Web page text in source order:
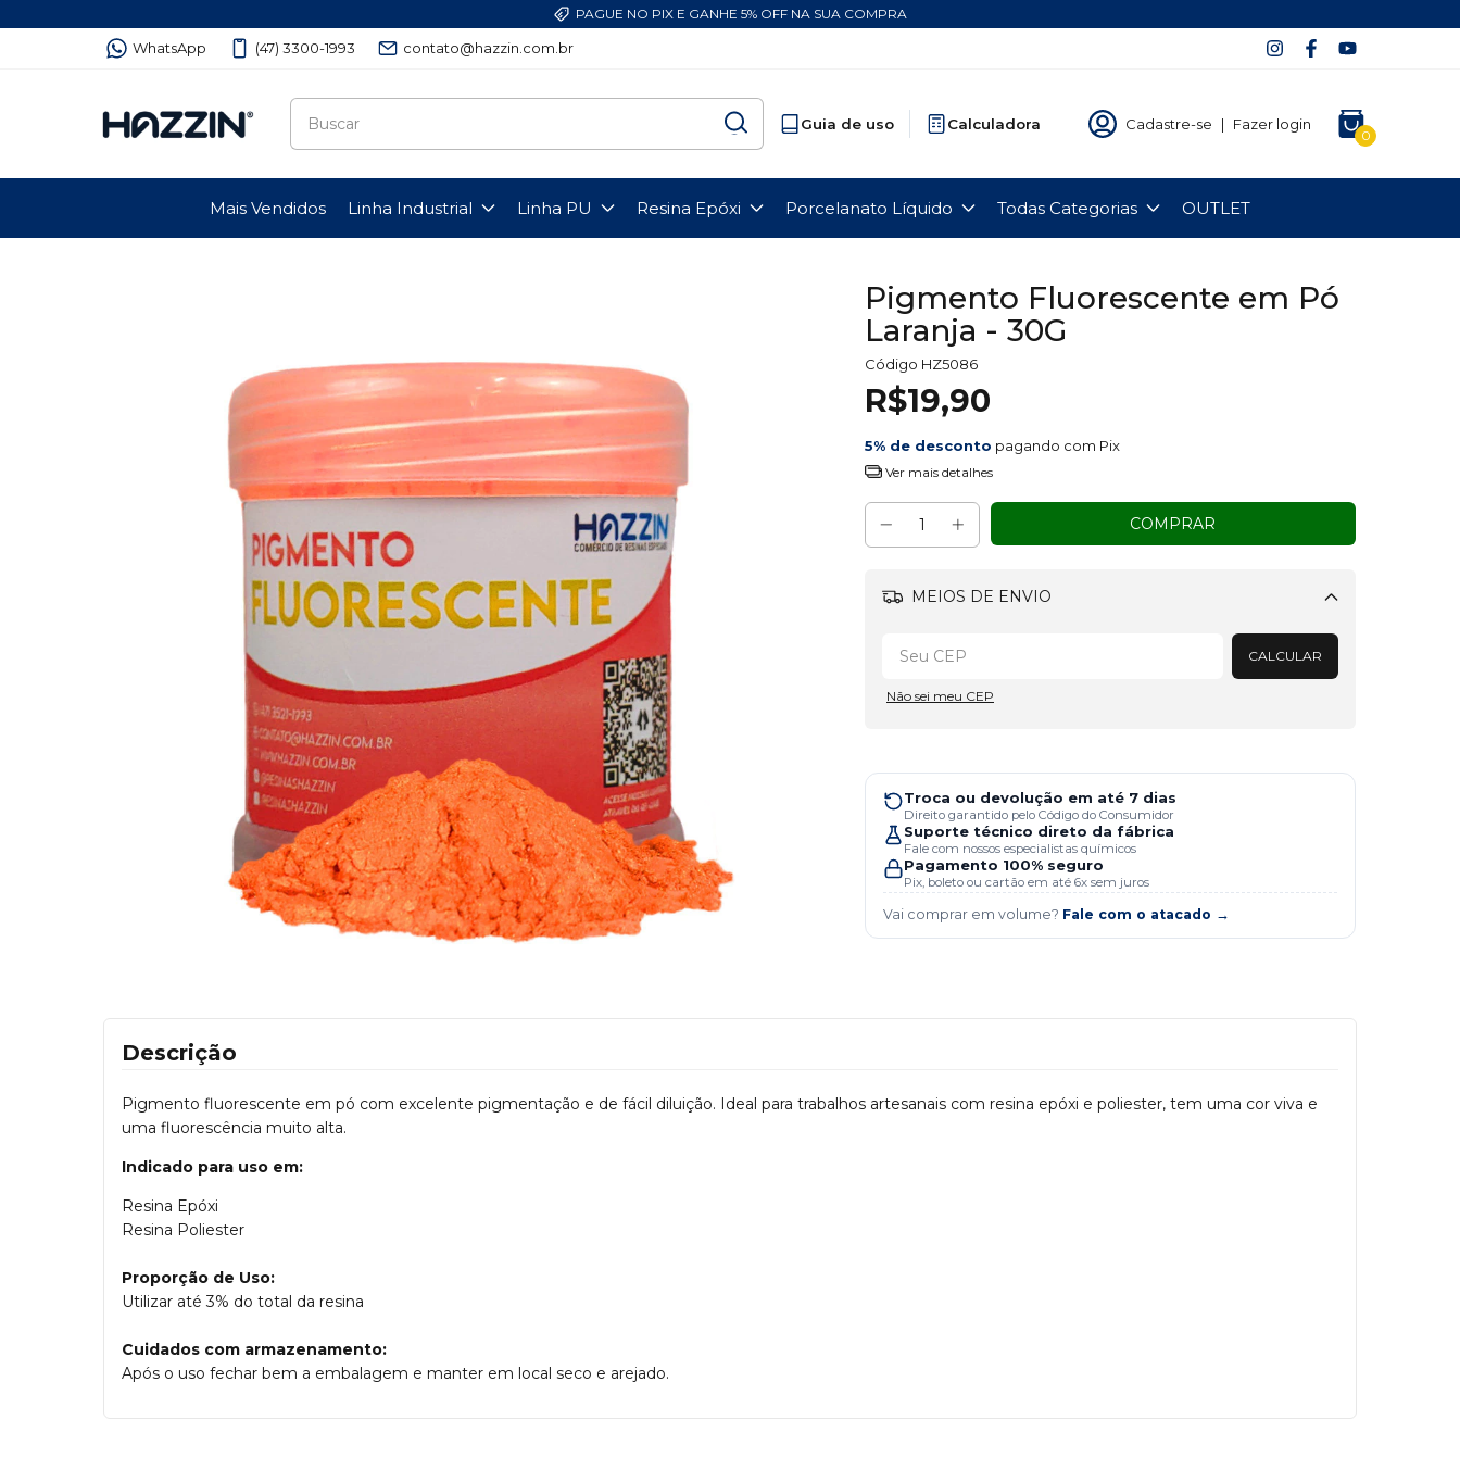
PAGUE NO PIX E GANHE 5% OFF NA SUA COMPRA
WhatsApp (47) 3300-1993 contato@hazzin.com.br
Guia de uso Calculadora Cadastre-se | Fazer login
0
Mais Vendidos Linha Industrial Linha PU Resina Epóxi Porcelanato Líquido Todas Categorias OUTLET
Pigmento Fluorescente em Pó
Laranja - 30G
Código HZ5086
R$19,90
5% de desconto pagando com Pix
Ver mais detalhes
MEIOS DE ENVIO
Alterar CEP
CALCULAR
Não sei meu CEP
Troca ou devolução em até 7 dias
Direito garantido pelo Código do Consumidor
Suporte técnico direto da fábrica
Fale com nossos especialistas químicos
Pagamento 100% seguro
Pix, boleto ou cartão em até 6x sem juros
Vai comprar em volume? Fale com o atacado →
Descrição
Pigmento fluorescente em pó com excelente pigmentação e de fácil diluição. Ideal para trabalhos artesanais com resina epóxi e poliester, tem uma cor viva e
uma fluorescência muito alta.
Indicado para uso em:
Resina Epóxi
Resina Poliester
Proporção de Uso:
Utilizar até 3% do total da resina
Cuidados com armazenamento:
Após o uso fechar bem a embalagem e manter em local seco e arejado.